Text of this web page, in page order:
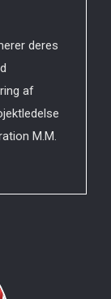
deres
af
M.M.